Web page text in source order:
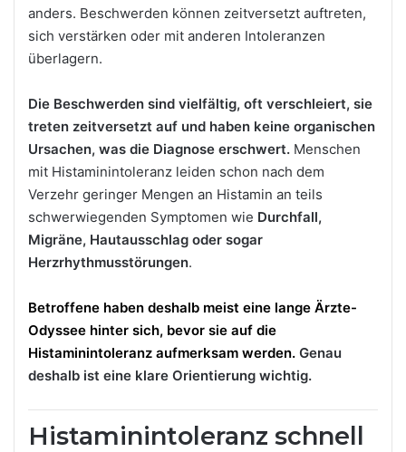
anders. Beschwerden können zeitversetzt auftreten,
sich verstärken oder mit anderen Intoleranzen
überlagern.
Die Beschwerden sind vielfältig, oft verschleiert, sie
treten zeitversetzt auf und haben keine organischen
Ursachen, was die Diagnose erschwert. Menschen
mit Histaminintoleranz leiden schon nach dem
Verzehr geringer Mengen an Histamin an teils
schwerwiegenden Symptomen wie Durchfall,
Migräne, Hautausschlag oder sogar
Herzrhythmusstörungen.
Betroffene haben deshalb meist eine lange Ärzte-
Odyssee hinter sich, bevor sie auf die
Histaminintoleranz aufmerksam werden. Genau
deshalb ist eine klare Orientierung wichtig.
Histaminintoleranz schnell